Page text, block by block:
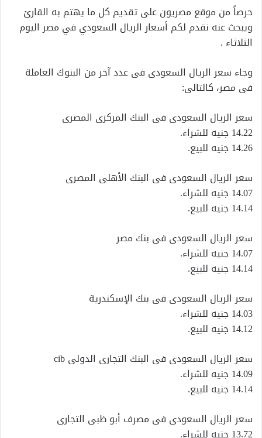
حرصاً من موقع مصريون على تقديم كل ما يهتم به القارئ
ويبحث عنه نقدم لكم أسعار الريال السعودي في مصر اليوم
الثلاثاء .
وجاء سعر الريال السعودى فى عدد آخر من البنوك العاملة
فى مصر، كالتالى:
سعر الريال السعودى فى البنك المركزى المصرى
14.22 جنيه للشراء.
14.26 جنيه للبيع.
سعر الريال السعودى فى البنك الأهلى المصرى
14.07 جنيه للشراء.
14.14 جنيه للبيع.
سعر الريال السعودى فى بنك مصر
14.07 جنيه للشراء.
14.14 جنيه للبيع.
سعر الريال السعودى فى بنك الإسكندرية
14.03 جنيه للشراء.
14.12 جنيه للبيع.
سعر الريال السعودى فى البنك التجارى الدولى cib
14.09 جنيه للشراء.
14.14 جنيه للبيع.
سعر الريال السعودى فى مصرف أبو ظبى التجارى
13.72 جنيه للشراء.